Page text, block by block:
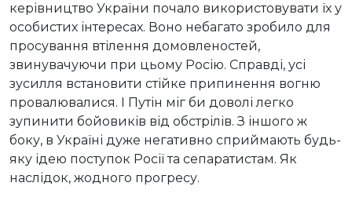
керівництво України почало використовувати їх у
особистих інтересах. Воно небагато зробило для
просування втілення домовленостей,
звинувачуючи при цьому Росію. Справді, усі
зусилля встановити стійке припинення вогню
провалювалися. І Путін міг би доволі легко
зупинити бойовиків від обстрілів. З іншого ж
боку, в Україні дуже негативно сприймають будь-
яку ідею поступок Росії та сепаратистам. Як
наслідок, жодного прогресу.